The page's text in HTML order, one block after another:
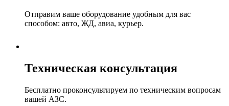
Отправим ваше оборудование удобным для вас
способом: авто, ЖД, авиа, курьер.
Техническая консультация
Бесплатно проконсультируем по техническим вопросам
вашей АЗС.